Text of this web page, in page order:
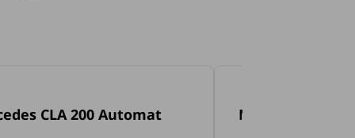
CLA 200 Automat Mercedes GLA